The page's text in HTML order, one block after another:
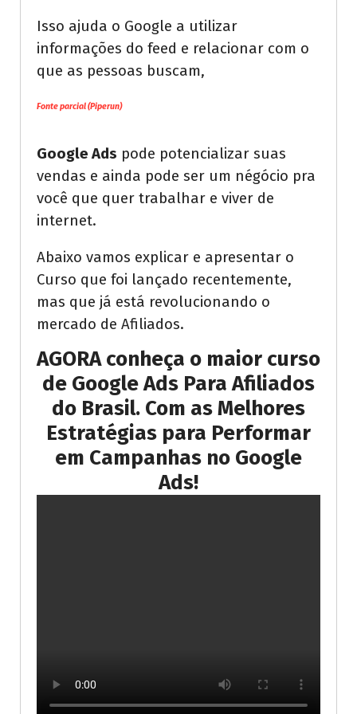
Isso ajuda o Google a utilizar
informações do feed e relacionar com o
que as pessoas buscam,
Fonte parcial (Piperun)
Google Ads pode potencializar suas
vendas e ainda pode ser um négócio pra
você que quer trabalhar e viver de
internet.
Abaixo vamos explicar e apresentar o
Curso que foi lançado recentemente,
mas que já está revolucionando o
mercado de Afiliados.
AGORA conheça o maior curso
de Google Ads Para Afiliados
do Brasil. Com as Melhores
Estratégias para Performar
em Campanhas no Google
Ads!